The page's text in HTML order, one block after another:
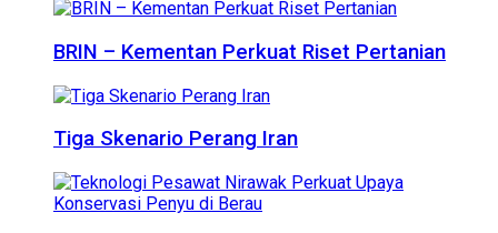
BRIN – Kementan Perkuat Riset Pertanian
Tiga Skenario Perang Iran